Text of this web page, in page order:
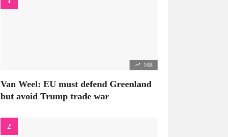
108
Van Weel: EU must defend Greenland
but avoid Trump trade war